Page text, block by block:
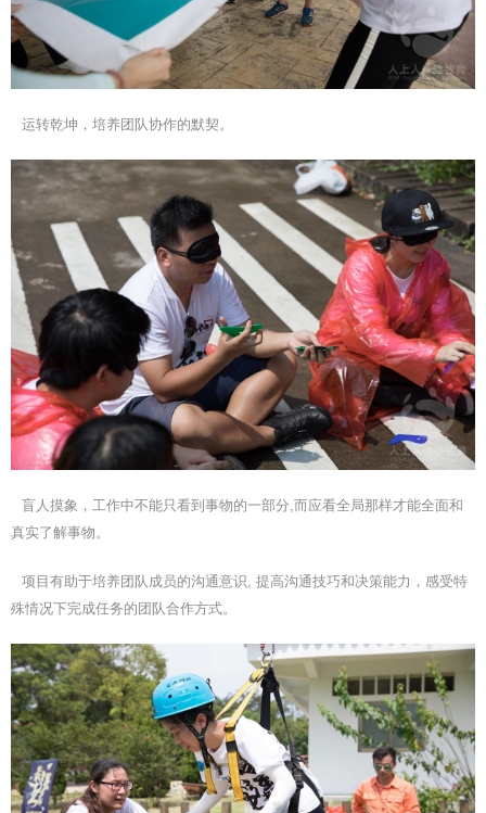
运转乾坤，培养团队协作的默契。
盲人摸象，工作中不能只看到事物的一部分,而应看全局那样才能全面和
真实了解事物。
项目有助于培养团队成员的沟通意识, 提高沟通技巧和决策能力，感受特
殊情况下完成任务的团队合作方式。